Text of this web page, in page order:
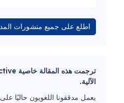
اطلع على جميع منشورات
الآلية.
يعمل مدققونا اللغويون حاليًا